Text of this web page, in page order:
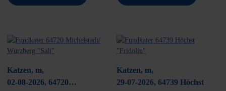
Katzen, m,
02-08-2026, 64720
Katzen, m,
29-07-2026, 64739 Höchst